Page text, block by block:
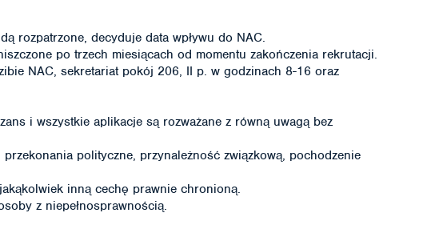
rozpatrzone, decyduje data wpływu do NAC.
po trzech miesiącach od momentu zakończenia rekrutacji.
NAC, sekretariat pokój 206, II p. w godzinach 8-16 oraz
i wszystkie aplikacje są rozważane z równą uwagą bez
polityczne, przynależność związkową, pochodzenie
inną cechę prawnie chronioną.
z niepełnosprawnością.